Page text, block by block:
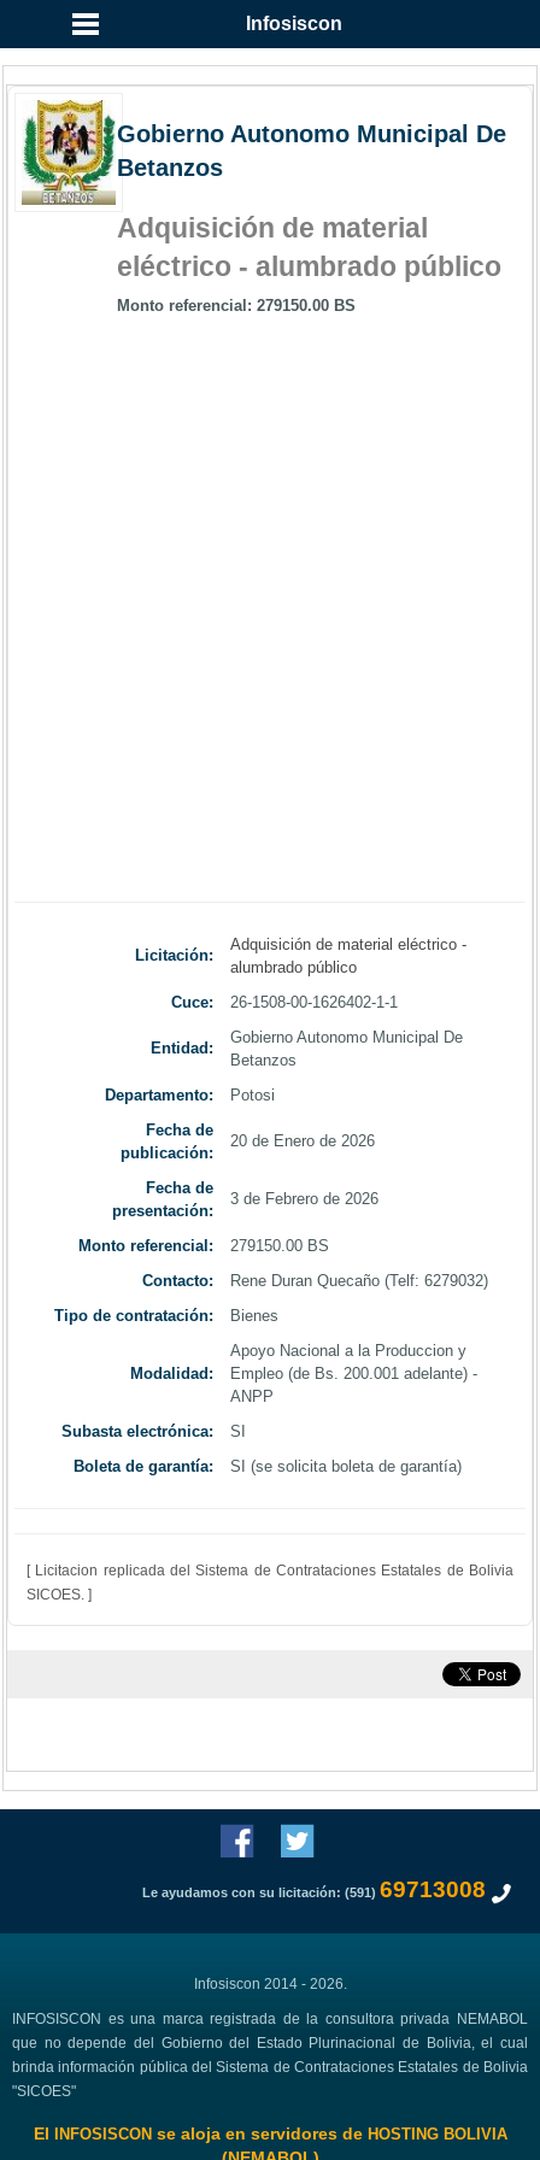
Infosiscon
Gobierno Autonomo Municipal De
Betanzos
Adquisición de material
eléctrico - alumbrado público
Monto referencial: 279150.00 BS
Licitación:
Adquisición de material eléctrico -
alumbrado público
Cuce:
26-1508-00-1626402-1-1
Entidad:
Gobierno Autonomo Municipal De
Betanzos
Departamento:
Potosi
Fecha de
publicación:
20 de Enero de 2026
Fecha de
presentación:
3 de Febrero de 2026
Monto referencial:
279150.00 BS
Contacto:
Rene Duran Quecaño (Telf: 6279032)
Tipo de contratación:
Bienes
Modalidad:
Apoyo Nacional a la Produccion y
Empleo (de Bs. 200.001 adelante) -
ANPP
Subasta electrónica:
SI
Boleta de garantía:
SI (se solicita boleta de garantía)
[ Licitacion replicada del Sistema de Contrataciones Estatales de Bolivia
SICOES. ]
Le ayudamos con su licitación: (591) 69713008
Infosiscon 2014 - 2026.
INFOSISCON es una marca registrada de la consultora privada NEMABOL
que no depende del Gobierno del Estado Plurinacional de Bolivia, el cual
brinda información pública del Sistema de Contrataciones Estatales de Bolivia
"SICOES"
El INFOSISCONse aloja en servidores de HOSTING BOLIVIA